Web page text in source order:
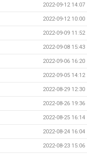
2022-09-12 14:07
2022-09-12 10:00
2022-09-09 11:52
2022-09-08 15:43
2022-09-06 16:20
2022-09-05 14:12
2022-08-29 12:30
2022-08-26 19:36
2022-08-25 16:14
2022-08-24 16:04
2022-08-23 15:06